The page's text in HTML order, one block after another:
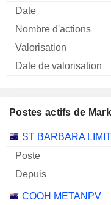
Postes actifs de
Sociétés Poste Début
ST BARBARA
COOH METANPV